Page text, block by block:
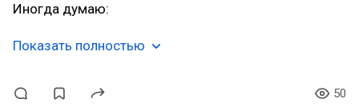
Иногда думаю:
Показать полностью
50